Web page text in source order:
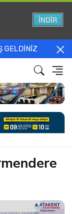
GELDİNİZ
İNDİR